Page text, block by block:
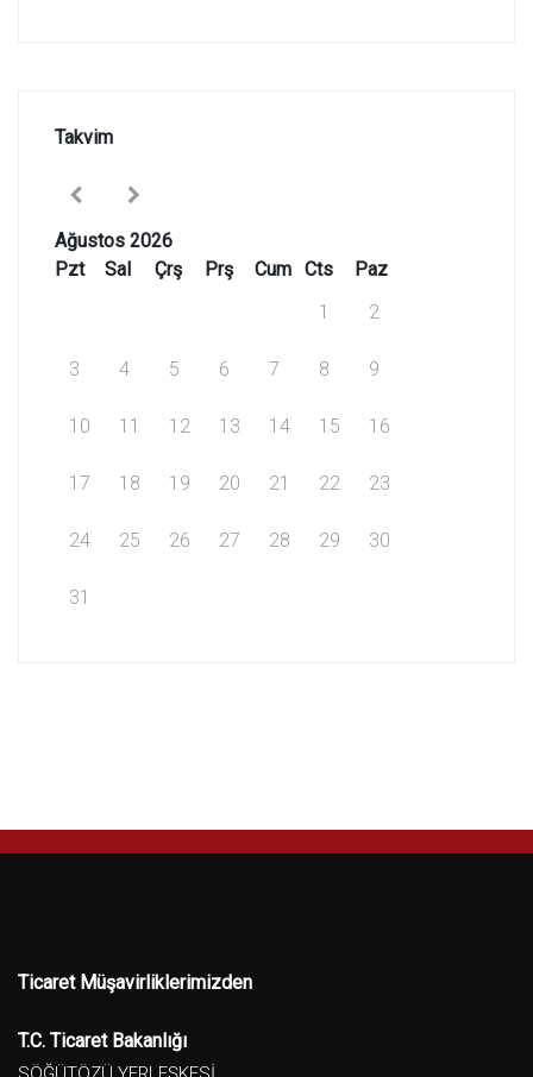
Takvim
Ağustos 2026
Pzt
Sal Çrş Prş Cum Cts
Paz
1
2
3 4 5 6 7 8 9
10 11 12 13 14 15 16
17 18 19 20 21 22 23
24 25 26 27 28 29 30
31
Ticaret Müşavirliklerimizden
T.C. Ticaret Bakanlığı